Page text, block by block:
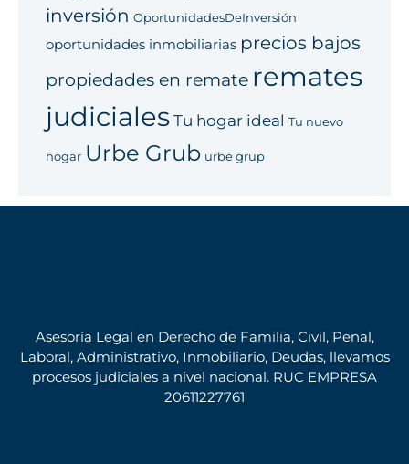
inversión OportunidadesDeInversión
oportunidades inmobiliarias precios bajos
propiedades en remate remates
judicialesTu hogar ideal Tu nuevo
hogar Urbe Grub urbe grup
Asesoría Legal en Derecho de Familia, Civil, Penal,
Laboral, Administrativo, Inmobiliario, Deudas, llevamos
procesos judiciales a nivel nacional. RUC EMPRESA
20611227761